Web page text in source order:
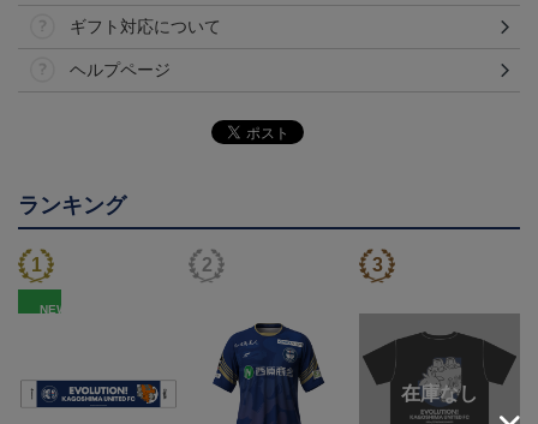
ギフト対応について
ヘルプページ
ランキング
NEW